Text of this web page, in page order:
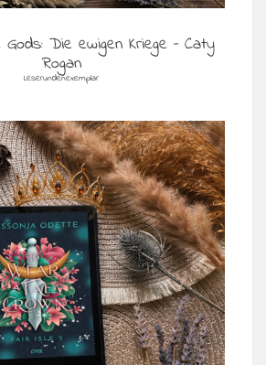
Die ewigen Kriege – Caty
Rogan
Leserundenexemplar